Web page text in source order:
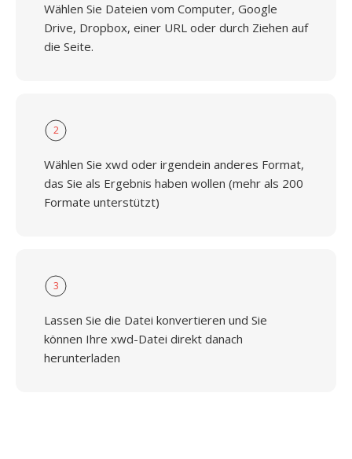
Wählen Sie Dateien vom Computer, Google
Drive, Dropbox, einer URL oder durch Ziehen auf
die Seite.
2
Wählen Sie xwd oder irgendein anderes Format,
das Sie als Ergebnis haben wollen (mehr als 200
Formate unterstützt)
3
Lassen Sie die Datei konvertieren und Sie
können Ihre xwd-Datei direkt danach
herunterladen